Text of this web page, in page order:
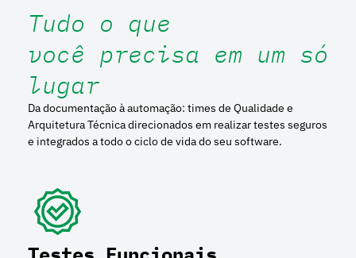
Tudo o que
você precisa em um só
lugar
Da documentação à automação: times de Qualidade e
Arquitetura Técnica direcionados em realizar testes seguros
e integrados a todo o ciclo de vida do seu software.